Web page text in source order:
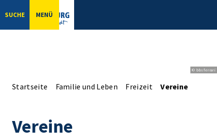
SUCHE MENÜ
© bbsferrari
Startseite Familie und Leben Freizeit Vereine
Vereine